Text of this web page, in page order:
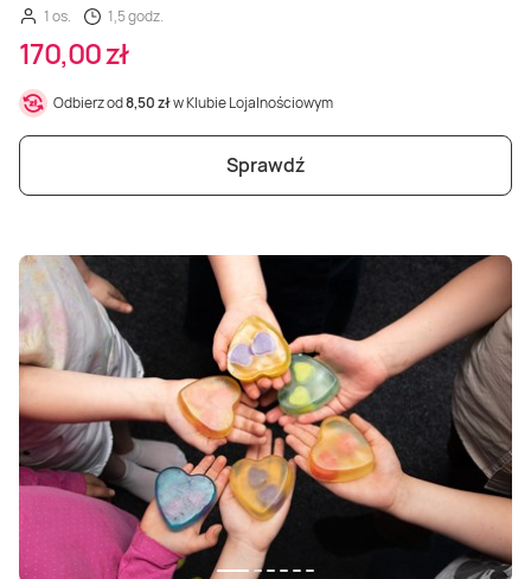
1 os.
1,5 godz.
170,00 zł
Odbierz od8,50 złw Klubie Lojalnościowym
Sprawdź